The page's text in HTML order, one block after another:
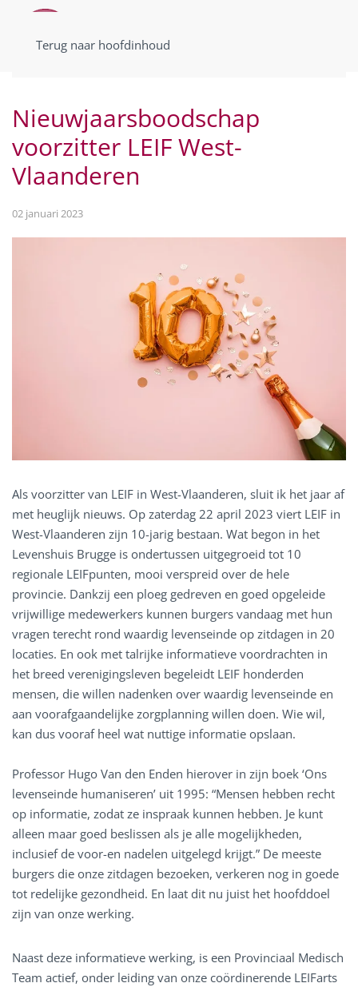
Terug naar hoofdinhoud
Nieuwjaarsboodschap
voorzitter LEIF West-
Vlaanderen
02 januari 2023
Als voorzitter van LEIF in West-Vlaanderen, sluit ik het jaar af
met heuglijk nieuws. Op zaterdag 22 april 2023 viert LEIF in
West-Vlaanderen zijn 10-jarig bestaan. Wat begon in het
Levenshuis Brugge is ondertussen uitgegroeid tot 10
regionale LEIFpunten, mooi verspreid over de hele
provincie. Dankzij een ploeg gedreven en goed opgeleide
vrijwillige medewerkers kunnen burgers vandaag met hun
vragen terecht rond waardig levenseinde op zitdagen in 20
locaties. En ook met talrijke informatieve voordrachten in
het breed verenigingsleven begeleidt LEIF honderden
mensen, die willen nadenken over waardig levenseinde en
aan voorafgaandelijke zorgplanning willen doen. Wie wil,
kan dus vooraf heel wat nuttige informatie opslaan.
Professor Hugo Van den Enden hierover in zijn boek ‘Ons
levenseinde humaniseren’ uit 1995: “Mensen hebben recht
op informatie, zodat ze inspraak kunnen hebben. Je kunt
alleen maar goed beslissen als je alle mogelijkheden,
inclusief de voor-en nadelen uitgelegd krijgt.” De meeste
burgers die onze zitdagen bezoeken, verkeren nog in goede
tot redelijke gezondheid. En laat dit nu juist het hoofddoel
zijn van onze werking.
Naast deze informatieve werking, is een Provinciaal Medisch
Team actief, onder leiding van onze coördinerende LEIFarts